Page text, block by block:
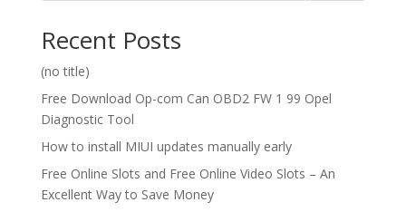
Recent Posts
(no title)
Free Download Op-com Can OBD2 FW 1 99 Opel
Diagnostic Tool
How to install MIUI updates manually early
Free Online Slots and Free Online Video Slots – An
Excellent Way to Save Money